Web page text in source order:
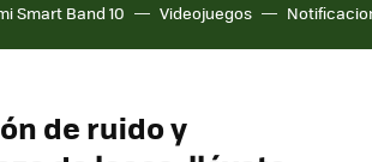
Smart Band 10 Videojuegos
de ruido y